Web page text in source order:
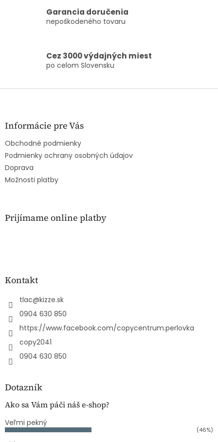
k
y
v
i
s
u
Garancia doručenia
nepoškodeného tovaru
Cez 3000 výdajných miest
po celom Slovensku
Z
Informácie pre Vás
Obchodné podmienky
Podmienky ochrany osobných údajov
Doprava
Možnosti platby
Prijímame online platby
Kontakt
tlac@kizze.sk
0904 630 850
https://www.facebook.com/copycentrum.perlovka
copy2041
0904 630 850
Dotazník
Ako sa Vám páči náš e-shop?
Veľmi pekný
(46%)